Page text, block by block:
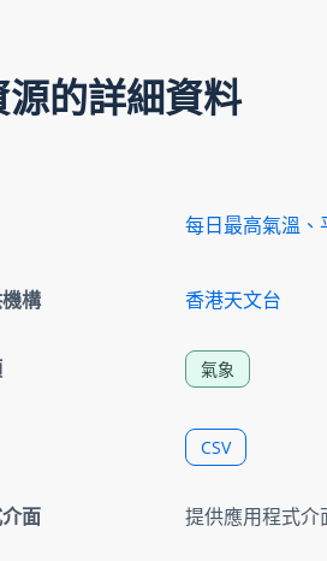
的詳細資料
每日最高氣溫
構 香港天文台
氣象
CSV
面 提供應用程式介